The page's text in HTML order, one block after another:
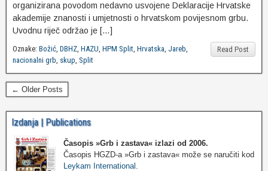
organizirana povodom nedavno usvojene Deklaracije Hrvatske
akademije znanosti i umjetnosti o hrvatskom povijesnom grbu.
Uvodnu riječ održao je […]
Read Post
Oznake: Božić, DBHZ, HAZU, HPM Split, Hrvatska, Jareb,
nacionalni grb, skup, Split
← Older Posts
Izdanja | Publications
Časopis »Grb i zastava« izlazi od 2006.
Časopis HGZD-a »Grb i zastava« može se naručiti kod
Leykam International